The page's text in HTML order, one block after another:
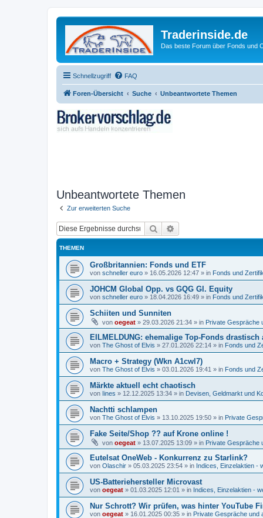
Traderinside.de
Das beste Forum über Fonds und
Schnellzugriff FAQ
Foren-Übersicht Suche Unbeantwortete Themen
Unbeantwortete Themen
Zur erweiterten Suche
Suche
THEMEN
Großbritannien: Fonds und ETF
von schneller euro » 16.05.2026 12:47 » in Fonds und
JOHCM Global Opp. vs GQG Gl. Equity
von schneller euro » 18.04.2026 16:49 » in Fonds und
Schiiten und Sunniten
von oegeat » 29.03.2026 21:34 » in Private Gespräche
EILMELDUNG: ehemalige Top-Fonds
von The Ghost of Elvis » 27.01.2026 22:14 » in Fonds und
Macro + Strategy (Wkn A1cwl7)
von The Ghost of Elvis » 03.01.2026 19:41 » in Fonds und
Märkte aktuell echt chaotisch
von Iines » 12.12.2025 13:34 » in Devisen, Geldmarkt und
Nachtti schlampen
von The Ghost of Elvis » 13.10.2025 19:50 » in Private
Fake Seite/Shop ?? auf Krone online !
von oegeat » 13.07.2025 13:09 » in Private Gespräche
Eutelsat OneWeb - Konkurrenz zu Starlink?
von Olaschir » 05.03.2025 23:54 » in Indices, Einzelaktien -
US-Batteriehersteller Microvast
von oegeat » 01.03.2025 12:01 » in Indices, Einzelaktien -
Nur Schrott? Wir prüfen, was hinter YouTube
von oegeat » 16.01.2025 00:35 » in Private Gespräche und